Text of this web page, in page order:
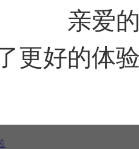
票套装
亲爱
更好的体